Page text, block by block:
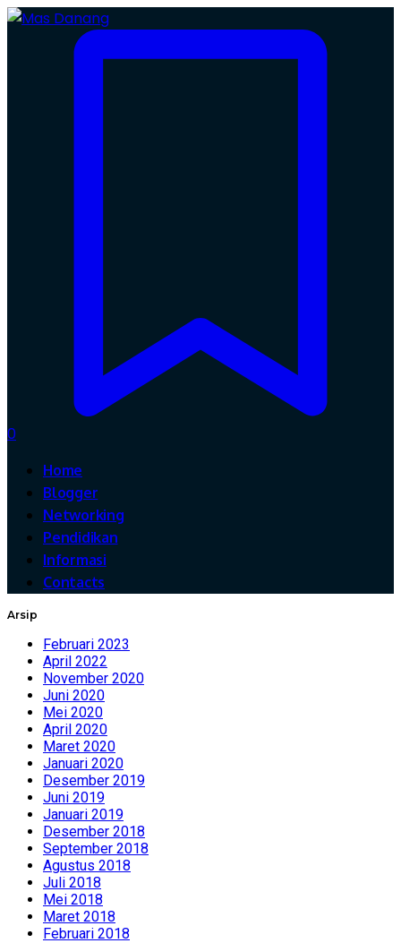
0
Home
Blogger
Networking
Pendidikan
Informasi
Contacts
Arsip
Februari 2023
April 2022
November 2020
Juni 2020
Mei 2020
April 2020
Maret 2020
Januari 2020
Desember 2019
Juni 2019
Januari 2019
Desember 2018
September 2018
Agustus 2018
Juli 2018
Mei 2018
Maret 2018
Februari 2018